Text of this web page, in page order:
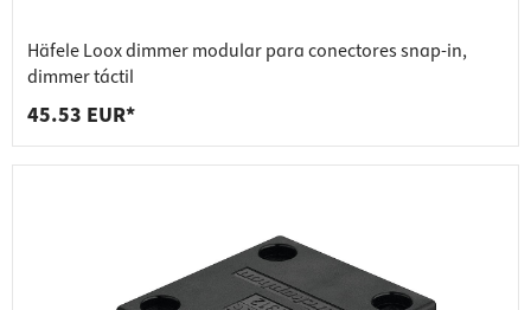
Häfele Loox dimmer modular para conectores snap-in,
dimmer táctil
45.53 EUR*